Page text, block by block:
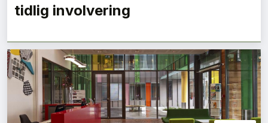
tidlig involvering